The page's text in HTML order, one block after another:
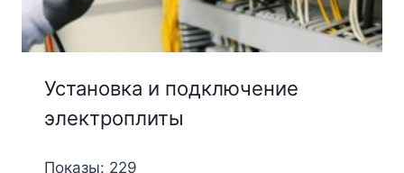
Установка и подключение
электроплиты
Показы: 229